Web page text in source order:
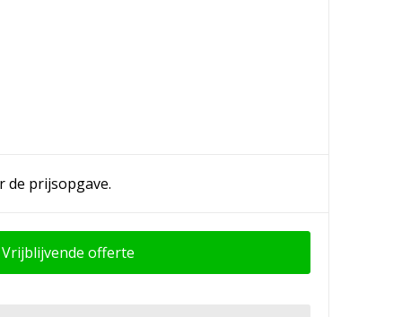
de prijsopgave.
Vrijblijvende offerte